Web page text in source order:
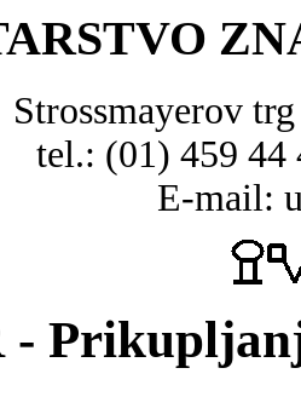
Strossmayerov
tel.: (01) 459 44
E-mail:
-